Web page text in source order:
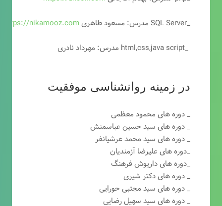
_SQL Server مدرس: مسعود طاهری
https://nikamooz.com
_html,css,java script مدرس: مهرداد نادری
در زمینه روانشناسی موفقیت
_ دوره های محمود معظمی
_ دوره های سید حسین عباسمنش
_ دوره های سید محمد عرشیانفر
_دوره های علیرضا آزمندیان
_دوره های داریوش فرهنگ
_ دوره های دکتر شیری
_ دوره های سید مجتبی حورایی
_ دوره های سید سهیل رضایی